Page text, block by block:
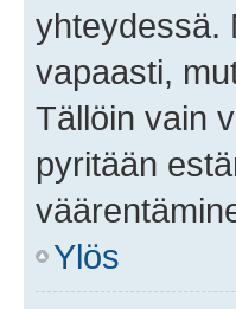
yhteydessä.
vapaasti,
Tällöin vain
pyritään
Ylös